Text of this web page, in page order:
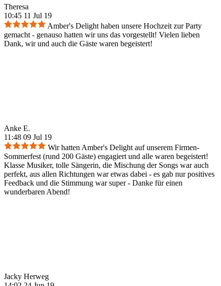
Theresa
10:45 11 Jul 19
Amber's Delight haben unsere Hochzeit zur Party
gemacht - genauso hatten wir uns das vorgestellt! Vielen lieben
Dank, wir und auch die Gäste waren begeistert!
Anke E.
11:48 09 Jul 19
Wir hatten Amber's Delight auf unserem Firmen-
Sommerfest (rund 200 Gäste) engagiert und alle waren begeistert!
Klasse Musiker, tolle Sängerin, die Mischung der Songs war auch
perfekt, aus allen Richtungen war etwas dabei - es gab nur positives
Feedback und die Stimmung war super - Danke für einen
wunderbaren Abend!
Jacky Herweg